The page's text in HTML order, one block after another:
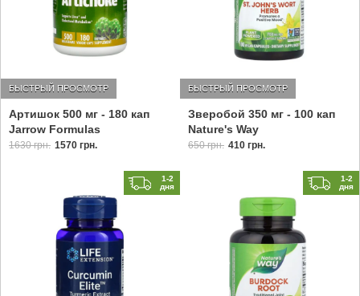
Артишок 500 мг - 180 кап
Jarrow Formulas
БЫСТРЫЙ ПРОСМОТР
1630 грн. 1570 грн.
Зверобой 350 мг - 100 кап
Nature's Way
БЫСТРЫЙ ПРОСМОТР
650 грн. 410 грн.
1-2
дня
1-2
дня